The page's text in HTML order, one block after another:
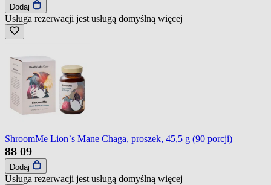
Dodaj
Usługa rezerwacji jest usługą domyślną więcej
ShroomMe Lion`s Mane Chaga, proszek, 45,5 g (90 porcji)
88 09
Dodaj
Usługa rezerwacji jest usługą domyślną więcej